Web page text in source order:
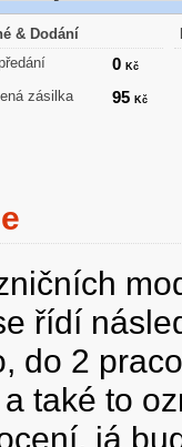
& Dodání
0 Kč
zásilka 95 Kč
řídí
do 2
také to
já